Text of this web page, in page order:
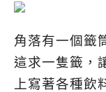
角落有一個籤
這求一隻籤，
上寫著各種飲